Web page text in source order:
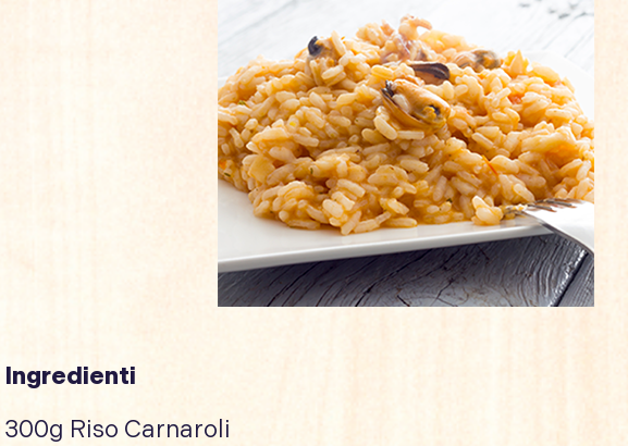
Ingredienti
300g Riso Carnaroli